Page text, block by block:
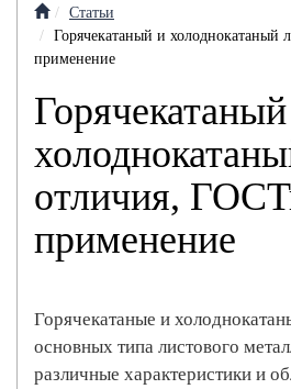
МЕТАЛЛОТОРГОВЛЯ
МЕТАЛЛООБРАБОТКА
КОНТАКТЫ
Статьи
Горячекатаный и холоднокатаный
применение
отличия,
применение
Горячекатаные и
основных типа листового
различные характеристики и